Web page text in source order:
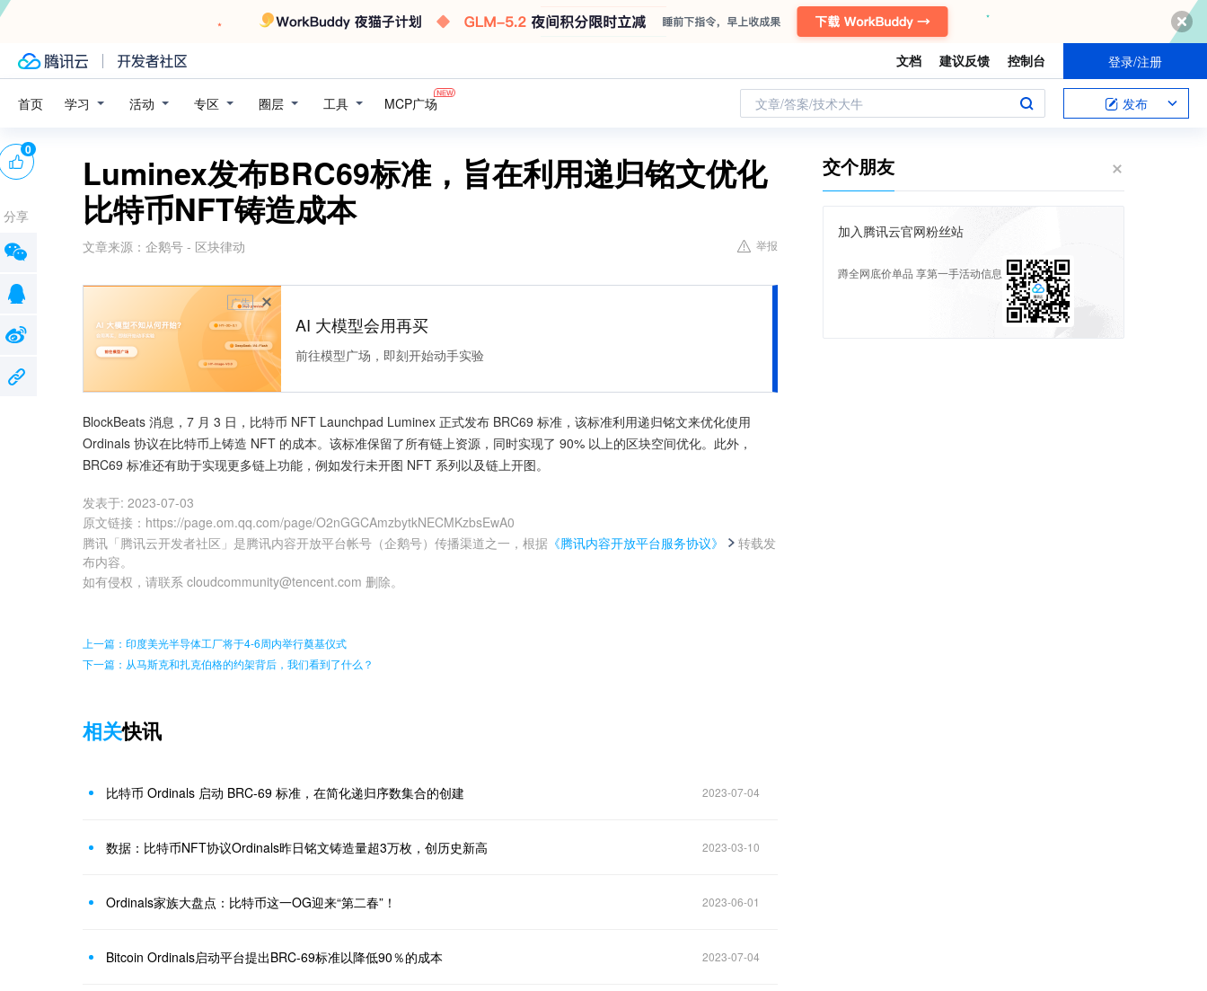
文档 建议反馈 控制台 登录/注册
首页 学习 活动 专区 圈层 工具 MCP广场 文章/答案/技术大牛 发布
Luminex发布BRC69标准，旨在利用递归铭文优化
比特币NFT铸造成本
文章来源： 企鹅号 - 区块律动 举报
广告
AI 大模型会用再买
前往模型广场，即刻开始动手实验
BlockBeats 消息，7 月 3 日，比特币 NFT Launchpad Luminex 正式发布 BRC69 标准，该标准利用递归铭文来优化使用
Ordinals 协议在比特币上铸造 NFT 的成本。该标准保留了所有链上资源，同时实现了 90% 以上的区块空间优化。此外，
BRC69 标准还有助于实现更多链上功能，例如发行未开图 NFT 系列以及链上开图。
发表于: 2023-07-03
原文链接 ： https://page.om.qq.com/page/O2nGGCAmzbytkNECMKzbsEwA0
腾讯「腾讯云开发者社区」是腾讯内容开放平台帐号（企鹅号）传播渠道之一，根据 《腾讯内容开放平台服务协议》
转载发
布内容。
如有侵权，请联系 cloudcommunity@tencent.com 删除。
0
分享
上一篇：印度美光半导体工厂将于4-6周内举行奠基仪式
下一篇：从马斯克和扎克伯格的约架背后，我们看到了什么？
相关快讯
比特币 Ordinals 启动 BRC-69 标准，在简化递归序数集合的创建 2023-07-04
数据：比特币NFT协议Ordinals昨日铭文铸造量超3万枚，创历史新高 2023-03-10
Ordinals家族大盘点：比特币这一OG迎来“第二春”！ 2023-06-01
Bitcoin Ordinals启动平台提出BRC-69标准以降低90％的成本 2023-07-04
交个朋友
加入腾讯云官网粉丝站
蹲全网底价单品 享第一手活动信息